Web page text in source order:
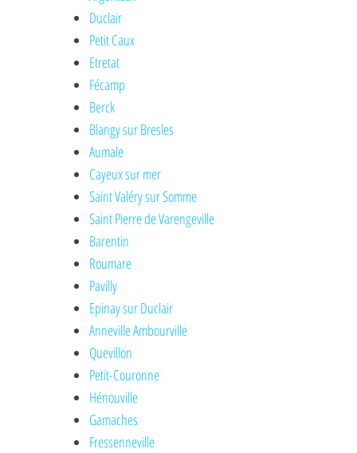
Duclair
Petit Caux
Etretat
Fécamp
Berck
Blangy sur Bresles
Aumale
Cayeux sur mer
Saint Valéry sur Somme
Saint Pierre de Varengeville
Barentin
Roumare
Pavilly
Epinay sur Duclair
Anneville Ambourville
Quevillon
Petit-Couronne
Hénouville
Gamaches
Fressenneville